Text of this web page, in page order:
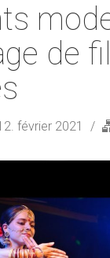
de
février 2021